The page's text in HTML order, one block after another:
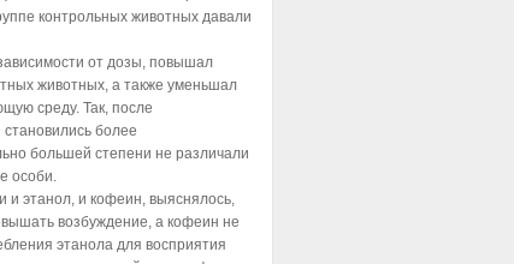
контрольных животных давали
от дозы, повышал
животных, а также уменьшал
среду. Так, после
более
большей степени не различали
особи.
и этанол, и кофеин, выяснялось,
возбуждение, а кофеин не
этанола для восприятия